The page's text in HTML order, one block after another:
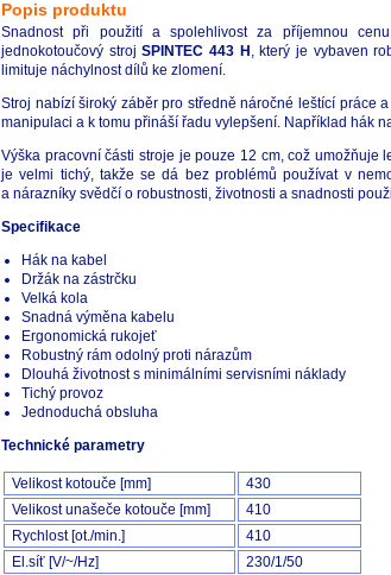
Popis produktu
Snadnost při použití a spolehlivost za příjemnou
jednokotoučový strojSPINTEC 443 H, který je vybaven
limituje náchylnost dílů ke zlomení.
Stroj nabízí široký záběr pro středně náročné leštící práce
manipulaci a k tomu přináší řadu vylepšení. Například hák
Výška pracovní části stroje je pouze 12 cm, což umožňuje
je velmi tichý, takže se dá bez problémů používat v
a nárazníky svědčí o robustnosti, životnosti a snadnosti
Specifikace
Hák na kabel
Držák na zástrčku
Velká kola
Snadná výměna kabelu
Ergonomická rukojeť
Robustný rám odolný proti nárazům
Dlouhá životnost s minimálními servisními náklady
Tichý provoz
Jednoduchá obsluha
Technické parametry
Velikost kotouče [mm]
430
Velikost unašeče kotouče [mm]
410
Rychlost [ot./min.]
410
El.síť [V/~/Hz]
230/1/50